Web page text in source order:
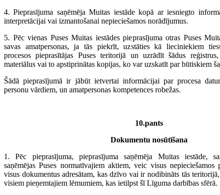
4. Pieprasījuma saņēmēja Muitas iestāde kopā ar iesniegto
interpretācijai vai izmantošanai nepieciešamos norādījumus.
5. Pēc vienas Puses Muitas iestādes pieprasījuma otras Puses
savas amatpersonas, ja tās piekrīt, uzstāties kā lieciniekiem
procesos pieprasītājas Puses teritorijā un uzrādīt šādus
materiālus vai to apstiprinātas kopijas, ko var uzskatīt par būtiskiem
Šādā pieprasījumā ir jābūt ietvertai informācijai par procesa
personu vārdiem, un amatpersonas kompetences robežas.
10.pants
Dokumentu nosūtīšana
1. Pēc pieprasījuma, pieprasījuma saņēmēja Muitas iestāde,
saņēmējas Puses normatīvajiem aktiem, veic visus nepieciešamos
visus dokumentus adresātam, kas dzīvo vai ir nodibināts tās
visiem pieņemtajiem lēmumiem, kas ietilpst šī Līguma darbības sfērā.